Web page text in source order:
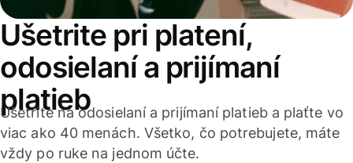
Ušetrite pri platení,
odosielaní a prijímaní
platieb
Ušetrite na odosielaní a prijímaní platieb a plaťte vo
viac ako 40 menách. Všetko, čo potrebujete, máte
vždy po ruke na jednom účte.